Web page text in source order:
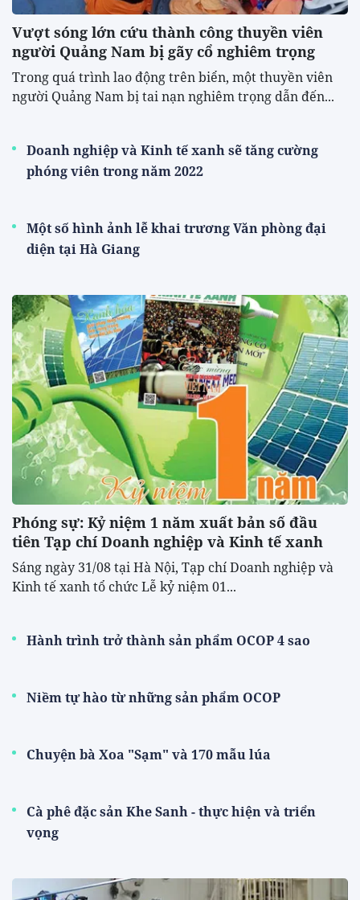
Vượt sóng lớn cứu thành công thuyền viên
người Quảng Nam bị gãy cổ nghiêm trọng
Trong quá trình lao động trên biển, một thuyền viên
người Quảng Nam bị tai nạn nghiêm trọng dẫn đến...
Doanh nghiệp và Kinh tế xanh sẽ tăng cường
phóng viên trong năm 2022
Một số hình ảnh lễ khai trương Văn phòng đại
diện tại Hà Giang
Phóng sự: Kỷ niệm 1 năm xuất bản số đầu
tiên Tạp chí Doanh nghiệp và Kinh tế xanh
Sáng ngày 31/08 tại Hà Nội, Tạp chí Doanh nghiệp và
Kinh tế xanh tổ chức Lễ kỷ niệm 01...
Hành trình trở thành sản phẩm OCOP 4 sao
Niềm tự hào từ những sản phẩm OCOP
Chuyện bà Xoa "Sạm" và 170 mẫu lúa
Cà phê đặc sản Khe Sanh - thực hiện và triển
vọng